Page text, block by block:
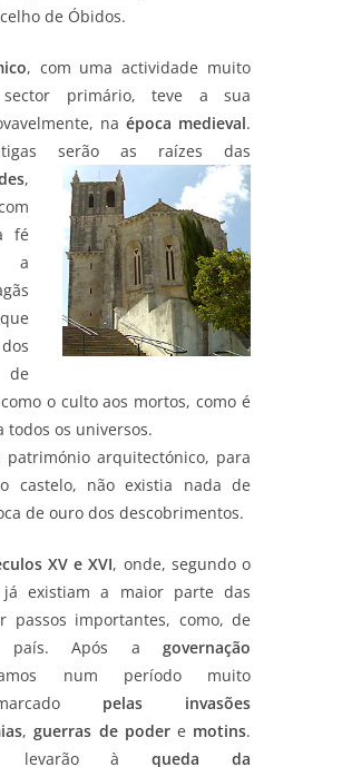
de Óbidos.
, com uma actividade muito
primário, teve a sua
na época medieval.
serão as raízes das
,
fé
a
o culto aos mortos, como é
todos os universos.
arquitectónico, para
castelo, não existia nada de
de ouro dos descobrimentos.
XV e XVI, onde, segundo o
existiam a maior parte das
passos importantes, como, de
país. Após a governação
num período muito
pelas
invasões
,guerras de podere motins.
levarão àqueda da